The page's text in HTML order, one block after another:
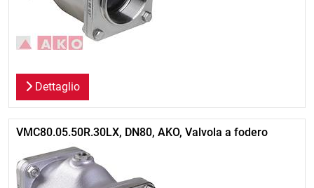
Dettaglio
VMC80.05.50R.30LX, DN80, AKO, Valvola a fodero